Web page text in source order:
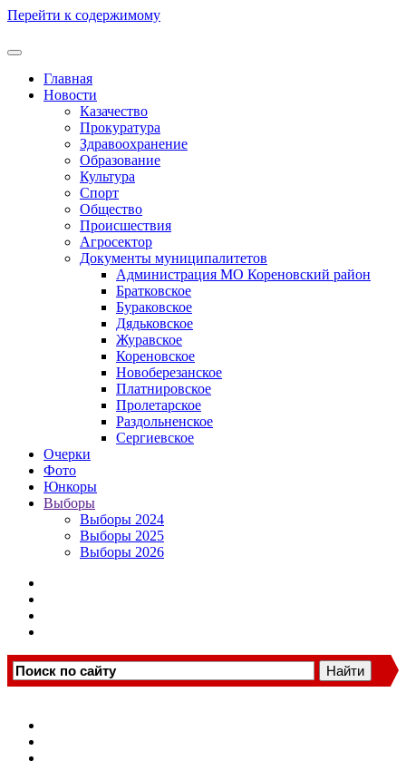
Перейти к содержимому
Главная
Новости
Казачество
Прокуратура
Здравоохранение
Образование
Культура
Спорт
Общество
Происшествия
Агросектор
Документы муниципалитетов
Администрация МО Кореновский район
Братковское
Бураковское
Дядьковское
Журавское
Кореновское
Новоберезанское
Платнировское
Пролетарское
Раздольненское
Сергиевское
Очерки
Фото
Юнкоры
Выборы
Выборы 2024
Выборы 2025
Выборы 2026